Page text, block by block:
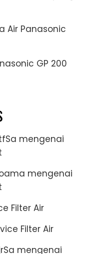
Air Panasonic
GP 200
mengenai
mengenai
Filter Air
Filter Air
mengenai